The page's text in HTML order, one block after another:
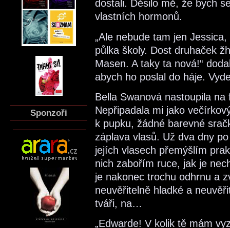
Sponzoři
dostali. Děsilo mě, že bych
vlastních hormonů.
„Ale nebude tam jen
půlka školy. Dost druhaček
Masen. A taky ta nová!“
abych ho poslal do háje.
Bella Swanová nastoupila
Nepřipadala mi jako
k pupku, žádné barevné
záplava vlasů. Už dva dny
jejích vlasech přemýšlím
nich zabořím ruce, jak je
je nakonec trochu odhrnu a
neuvěřitelně hladké a
tváři, na…
„Edwarde! V kolik tě mám